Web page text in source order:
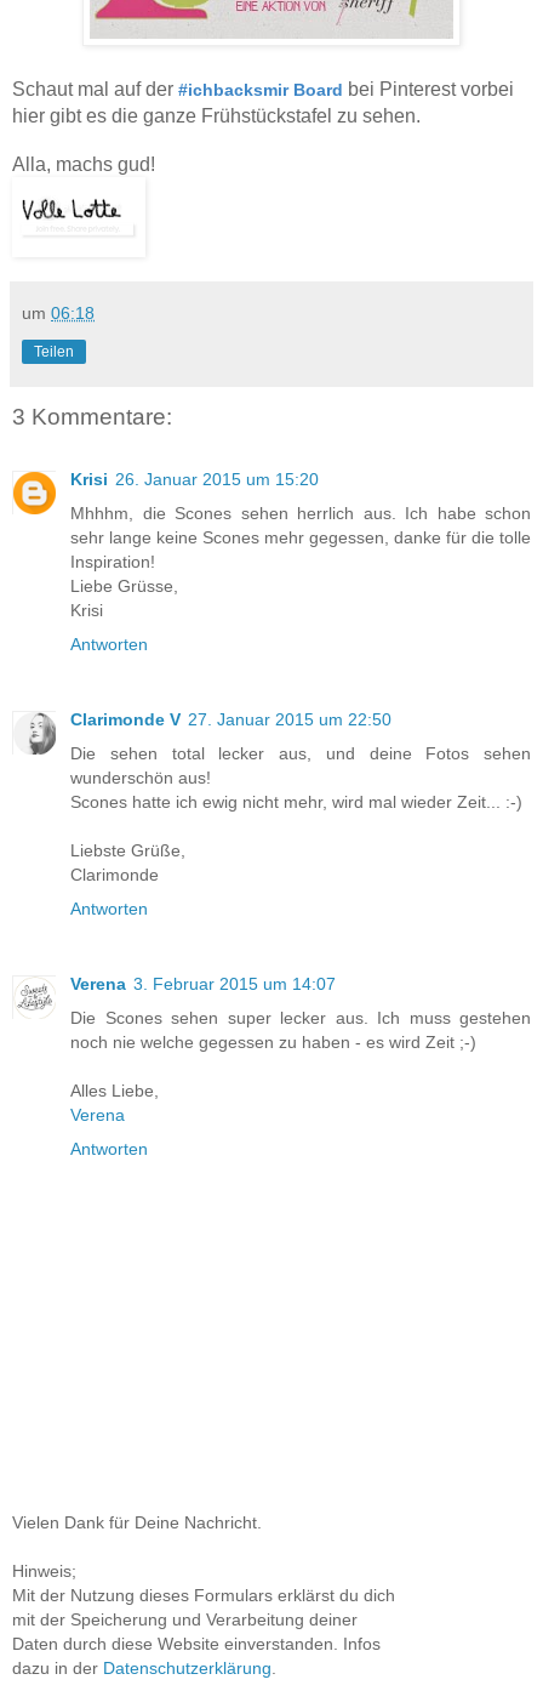
Schaut mal auf der #ichbacksmir Board bei Pinterest vorbei
hier gibt es die ganze Frühstückstafel zu sehen.
Alla, machs gud!
um 06:18
Teilen
3 Kommentare:
Krisi 26. Januar 2015 um 15:20
Mhhhm, die Scones sehen herrlich aus. Ich habe schon
sehr lange keine Scones mehr gegessen, danke für die tolle
Inspiration!
Liebe Grüsse,
Krisi
Antworten
Clarimonde V 27. Januar 2015 um 22:50
Die sehen total lecker aus, und deine Fotos sehen
wunderschön aus!
Scones hatte ich ewig nicht mehr, wird mal wieder Zeit... :-)
Liebste Grüße,
Clarimonde
Antworten
Verena 3. Februar 2015 um 14:07
Die Scones sehen super lecker aus. Ich muss gestehen
noch nie welche gegessen zu haben - es wird Zeit ;-)
Alles Liebe,
Verena
Antworten
Vielen Dank für Deine Nachricht.
Hinweis;
Mit der Nutzung dieses Formulars erklärst du dich
mit der Speicherung und Verarbeitung deiner
Daten durch diese Website einverstanden. Infos
dazu in der Datenschutzerklärung